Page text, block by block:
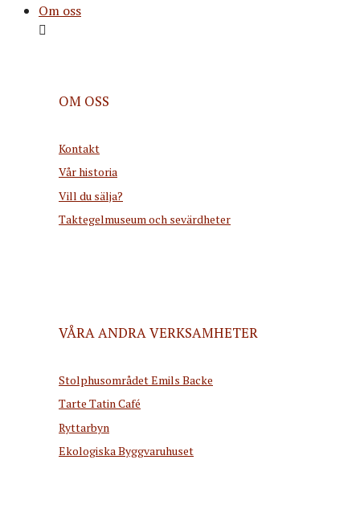
Om oss
OM OSS
Kontakt
Vår historia
Vill du sälja?
Taktegelmuseum och sevärdheter
VÅRA ANDRA VERKSAMHETER
Stolphusområdet Emils Backe
Tarte Tatin Café
Ryttarbyn
Ekologiska Byggvaruhuset